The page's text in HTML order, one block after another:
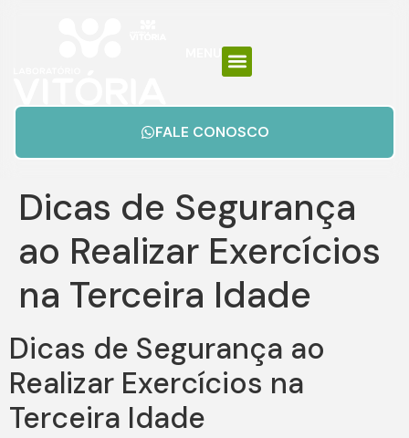
MENU
FALE CONOSCO
Dicas de Segurança
ao Realizar Exercícios
na Terceira Idade
Dicas de Segurança ao
Realizar Exercícios na
Terceira Idade